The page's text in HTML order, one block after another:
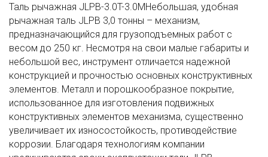
Таль рычажная JLPB-3.0T-3.0MНебольшая, удобная
рычажная таль JLPB 3,0 тонны – механизм,
предназначающийся для грузоподъемных работ с
весом до 250 кг. Несмотря на свои малые габариты и
небольшой вес, инструмент отличается надежной
конструкцией и прочностью основных конструктивных
элементов. Металл и порошкообразное покрытие,
использованное для изготовления подвижных
конструктивных элементов механизма, существенно
увеличивает их износостойкость, противодействие
коррозии. Благодаря технологиям компании